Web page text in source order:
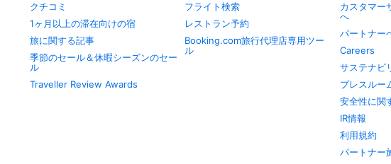
クチコミ
1ヶ月以上の滞在向けの宿
旅に関する記事
季節のセール＆休暇シーズンのセー
ル
Traveller Review Awards
フライト検索
レストラン予約
Booking.com旅行代理店専用ツー
ル
カスタマー
へ
パートナー
Careers
サステナビ
プレスルー
安全性に関
IR情報
利用規約
パートナー